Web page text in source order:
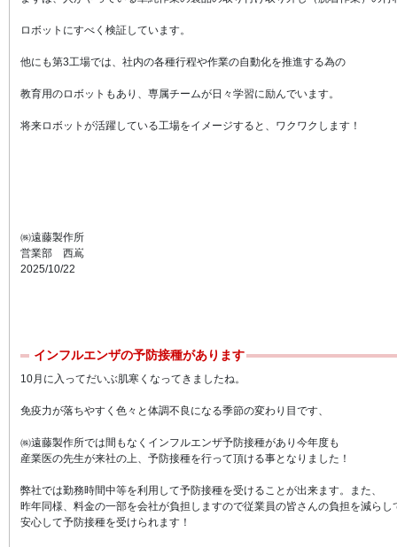
ロボットにすべく検証しています。
他にも第3工場では、社内の各種行程や作業の自動化を推進する為の
教育用のロボットもあり、専属チームが日々学習に励んでいます。
将来ロボットが活躍している工場をイメージすると、ワクワクします！
㈱遠藤製作所
営業部 西嶌
2025/10/22
インフルエンザの予防接種があります
10月に入ってだいぶ肌寒くなってきましたね。
免疫力が落ちやすく色々と体調不良になる季節の変わり目です、
㈱遠藤製作所では間もなくインフルエンザ予防接種があり今年度も
産業医の先生が来社の上、予防接種を行って頂ける事となりました！
弊社では勤務時間中等を利用して予防接種を受けることが出来ます。また、
昨年同様、料金の一部を会社が負担しますので従業員の皆さんの負担を減らし
安心して予防接種を受けられます！